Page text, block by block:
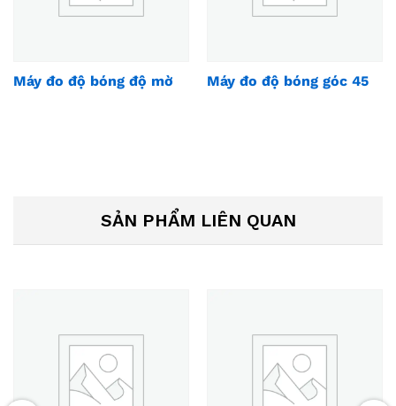
Máy đo độ bóng độ mờ Máy đo độ bóng góc 45
SẢN PHẨM LIÊN QUAN